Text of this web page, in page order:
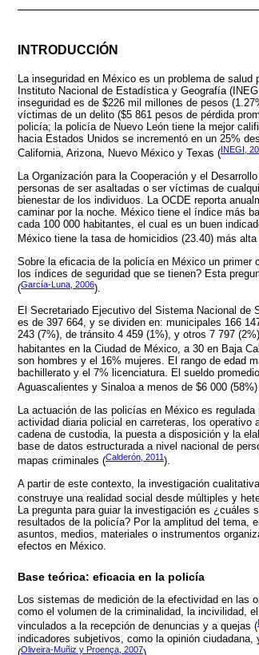
INTRODUCCIÓN
La inseguridad en México es un problema de
Instituto Nacional de Estadística y Geografía
inseguridad es de $226 mil millones de pesos
víctimas de un delito ($5 861 pesos de pérdida
policía; la policía de Nuevo León tiene la mejor
hacia Estados Unidos se incrementó en un 25%
California, Arizona, Nuevo México y Texas ( INEGI,
La Organización para la Cooperación y el
personas de ser asaltadas o ser víctimas de
bienestar de los individuos. La OCDE reporta
caminar por la noche. México tiene el índice más
cada 100 000 habitantes, el cual es un buen
México tiene la tasa de homicidios (23.40) más alta
Sobre la eficacia de la policía en México un primer
los índices de seguridad que se tienen? Esta
(García-Luna, 2006).
El Secretariado Ejecutivo del Sistema Nacional de
es de 397 664, y se dividen en: municipales 166
243 (7%), de tránsito 4 459 (1%), y otros 7 797
habitantes en la Ciudad de México, a 30 en Baja
son hombres y el 16% mujeres. El rango de edad
bachillerato y el 7% licenciatura. El sueldo
Aguascalientes y Sinaloa a menos de $6 000
La actuación de las policías en México es
actividad diaria policial en carreteras, los
cadena de custodia, la puesta a disposición y la
base de datos estructurada a nivel nacional de
mapas criminales (Calderón, 2011).
A partir de este contexto, la investigación
construye una realidad social desde múltiples y
La pregunta para guiar la investigación es
resultados de la policía? Por la amplitud del tema,
asuntos, medios, materiales o instrumentos
efectos en México.
Base teórica: eficacia en la policía
Los sistemas de medición de la efectividad en las
como el volumen de la criminalidad, la incivilidad,
vinculados a la recepción de denuncias y a quejas (
indicadores subjetivos, como la opinión
Oliveira-Muñiz y Proença, 2007